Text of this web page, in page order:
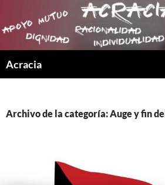
Acracia
Archivo de la categoría: Auge y fin